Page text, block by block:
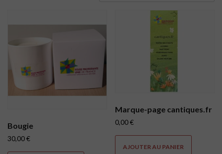
Bougie
30,00€
Marque-page cantiques.fr
0,00€
AJOUTER AU PANIER